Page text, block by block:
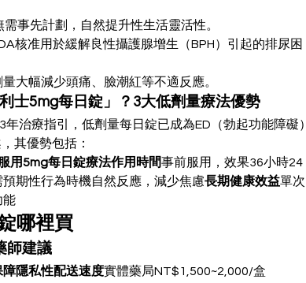
需事先計劃，自然提升性生活靈活性。
核准用於緩解良性攝護腺增生（BPH）引起的排尿困
量大幅減少頭痛、臉潮紅等不適反應。
士5mg每日錠」？3大低劑量療法優勢
年治療指引，低劑量每日錠已成為ED（勃起功能障礙）
其優勢包括：
用5mg每日錠療法作用時間事前服用，效果36小時24
預期性行為時機自然反應，減少焦慮長期健康效益單次
能
哪裡買
師建議
隱私性配送速度實體藥局NT$1,500~2,000/盒